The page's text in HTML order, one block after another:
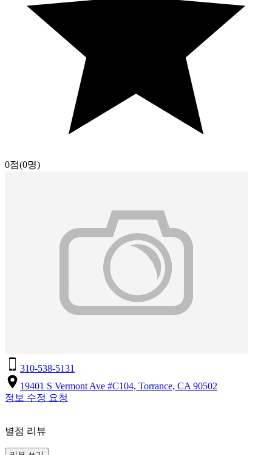
0점(0명)
310-538-5131
19401 S Vermont Ave #C104, Torrance, CA 90502
정보 수정 요청
별점 리뷰